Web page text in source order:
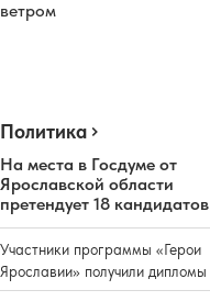
ветром
Политика
На места в Госдуме от
Ярославской области
претендует 18 кандидатов
Участники программы «Герои
Ярославии» получили дипломы